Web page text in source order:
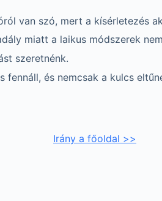
van szó, mert a kísérletezés
miatt a laikus módszerek
szeretnénk.
és nemcsak a kulcs
Irány a főoldal >>